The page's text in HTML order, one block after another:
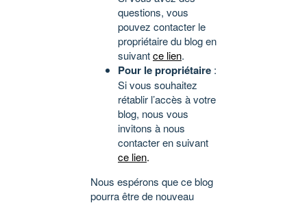
questions, vous
pouvez contacter le
propriétaire du blog en
suivantce lien.
Pour le propriétaire :
Si vous souhaitez
rétablir l’accès à votre
blog, nous vous
invitons à nous
contacter en suivant
ce lien.
Nous espérons que ce blog
pourra être de nouveau